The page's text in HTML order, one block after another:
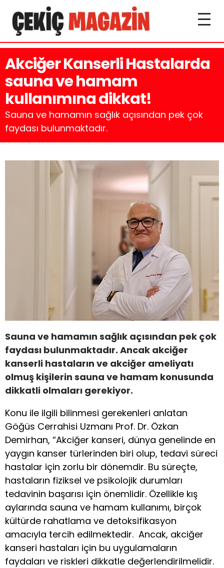
Akciğer Kanserli Hastalarda
sauna ve hamam
kullanımına dikkat!
Sauna ve hamamın sağlık açısından pek çok
faydası bulunmaktadır.
Sauna ve hamamın sağlık açısından pek çok
faydası bulunmaktadır. Ancak akciğer
kanserli hastaların ve akciğer ameliyatı
olmuş kişilerin sauna ve hamam konusunda
dikkatli olmaları gerekiyor.
Konu ile ilgili bilinmesi gerekenleri anlatan
Göğüs Cerrahisi Uzmanı Prof. Dr. Özkan
Demirhan, “Akciğer kanseri, dünya genelinde en
yaygın kanser türlerinden biri olup, tedavi süreci
hastalar için zorlu bir dönemdir. Bu süreçte,
hastaların fiziksel ve psikolojik durumları
tedavinin başarısı için önemlidir. Özellikle kış
aylarında sauna ve hamam kullanımı, birçok
kültürde rahatlama ve detoksifikasyon
amacıyla tercih edilmektedir. Ancak, akciğer
kanseri hastaları için bu uygulamaların
faydaları ve riskleri dikkatle değerlendirilmelidir.